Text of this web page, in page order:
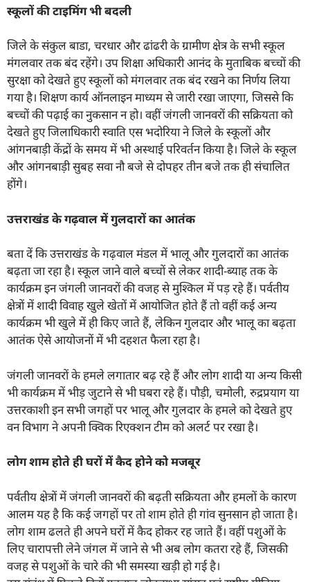
स्कूलों की टाइमिंग भी बदली
जिले के संकुल बाडा, चरधार और ढांढरी के ग्रामीण क्षेत्र के सभी स्कूल
मंगलवार तक बंद रहेंगे। उप शिक्षा अधिकारी आनंद के मुताबिक बच्चों की
सुरक्षा को देखते हुए स्कूलों को मंगलवार तक बंद रखने का निर्णय लिया
गया है। शिक्षण कार्य ऑनलाइन माध्यम से जारी रखा जाएगा, जिससे कि
बच्चों की पढ़ाई का नुकसान न हो। वहीं जंगली जानवरों की सक्रियता को
देखते हुए जिलाधिकारी स्वाति एस भदोरिया ने जिले के स्कूलों और
आंगनबाड़ी केंद्रों के समय में भी अस्थाई परिवर्तन किया है। जिले के स्कूल
और आंगनबाड़ी सुबह सवा नौ बजे से दोपहर तीन बजे तक ही संचालित
होंगे।
उत्तराखंड के गढ़वाल में गुलदारों का आतंक
बता दें कि उत्तराखंड के गढ़वाल मंडल में भालू और गुलदारों का आतंक
बढ़ता जा रहा है। स्कूल जाने वाले बच्चों से लेकर शादी-ब्याह तक के
कार्यक्रम इन जंगली जानवरों की वजह से मुश्किल में पड़ रहे हैं। पर्वतीय
क्षेत्रों में शादी विवाह खुले खेतों में आयोजित होते हैं तो वहीं कई अन्य
कार्यक्रम भी खुले में ही किए जाते हैं, लेकिन गुलदार और भालू का बढ़ता
आतंक ऐसे आयोजनों में भी दहशत फैला रहा है।
जंगली जानवरों के हमले लगातार बढ़ रहे हैं और लोग शादी या अन्य किसी
भी कार्यक्रम में भीड़ जुटाने से भी घबरा रहे हैं। पौड़ी, चमोली, रुद्रप्रयाग या
उत्तरकाशी इन सभी जगहों पर भालू और गुलदार के हमले को देखते हुए
वन विभाग ने अपनी क्विक रिएक्शन टीम को अलर्ट पर रखा है।
लोग शाम होते ही घरों में कैद होने को मजबूर
पर्वतीय क्षेत्रों में जंगली जानवरों की बढ़ती सक्रियता और हमलों के कारण
आलम यह है कि कई जगहों पर तो शाम होते ही गांव सुनसान हो जाता है।
लोग शाम ढलते ही अपने घरों में कैद होकर रह जाते हैं। वहीं पशुओं के
लिए चारापत्ती लेने जंगल में जाने से भी अब लोग कतरा रहे हैं, जिसकी
वजह से पशुओं के चारे की भी समस्या खड़ी हो गई है।